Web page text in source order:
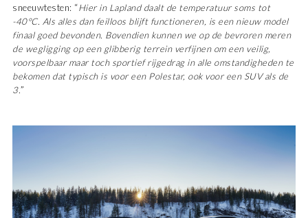
sneeuwtesten: “Hier in Lapland daalt de temperatuur soms tot
-40°C. Als alles dan feilloos blijft functioneren, is een nieuw model
finaal goed bevonden. Bovendien kunnen we op de bevroren meren
de wegligging op een glibberig terrein verfijnen om een veilig,
voorspelbaar maar toch sportief rijgedrag in alle omstandigheden te
bekomen dat typisch is voor een Polestar, ook voor een SUV als de
3.”